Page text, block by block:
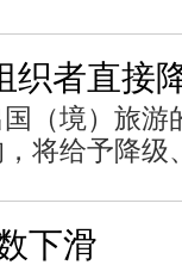
织者直接
（境）旅游
将给予降级
下滑